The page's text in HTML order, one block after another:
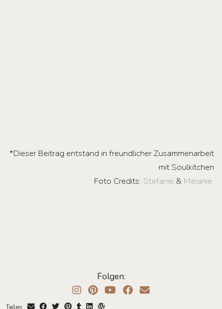
*Dieser Beitrag entstand in freundlicher Zusammenarbeit
mit Soulkitchen
Foto Credits: Stefanie & Melanie
Folgen:
Teilen: